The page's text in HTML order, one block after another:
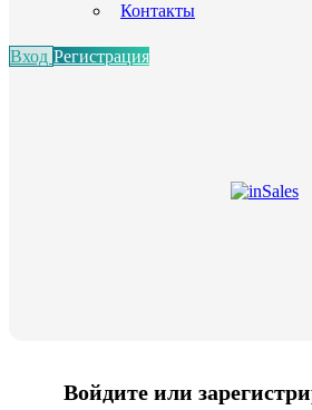
Контакты
Вход Регистрация
Войдите или